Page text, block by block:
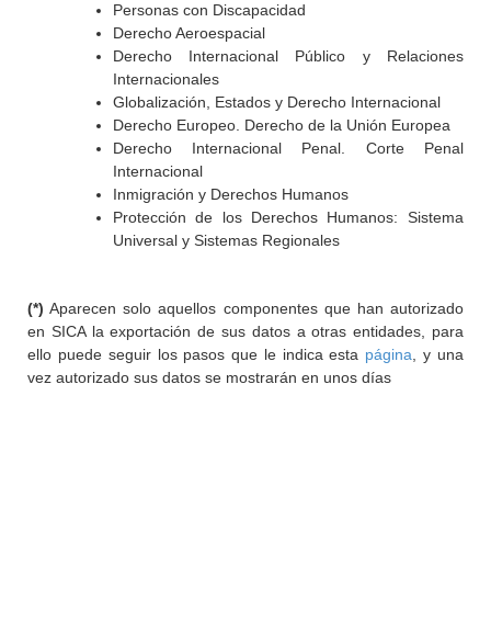
Personas con Discapacidad
Derecho Aeroespacial
Derecho Internacional Público y Relaciones
Internacionales
Globalización, Estados y Derecho Internacional
Derecho Europeo. Derecho de la Unión Europea
Derecho Internacional Penal. Corte Penal
Internacional
Inmigración y Derechos Humanos
Protección de los Derechos Humanos: Sistema
Universal y Sistemas Regionales
(*) Aparecen solo aquellos componentes que han autorizado
en SICA la exportación de sus datos a otras entidades, para
ello puede seguir los pasos que le indica esta página , y una
vez autorizado sus datos se mostrarán en unos días